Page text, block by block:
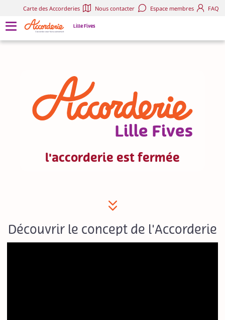
Lille Fives
Carte des Accorderies Nous contacter Espace membres FAQ
Lille Fives
l'accorderie est fermée
Découvrir le concept de l'Accorderie
0
7
9
8
3
9
7
5
2
0
3
1